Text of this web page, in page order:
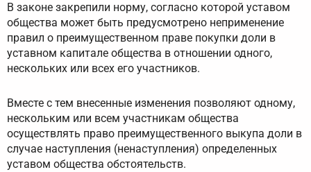
В законе закрепили норму, согласно которой уставом
общества может быть предусмотрено неприменение
правил о преимущественном праве покупки доли в
уставном капитале общества в отношении одного,
нескольких или всех его участников.
Вместе с тем внесенные изменения позволяют одному,
нескольким или всем участникам общества
осуществлять право преимущественного выкупа доли в
случае наступления (ненаступления) определенных
уставом общества обстоятельств.